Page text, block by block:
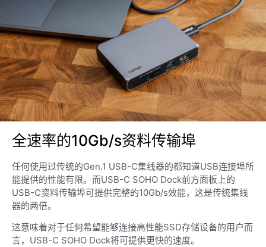
全速率的10Gb/s资料传输埠
任何使用过传统的Gen.1 USB-C集线器的都知道USB连接埠所
能提供的性能有限。而USB-C SOHO Dock前方面板上的
USB-C资料传输埠可提供完整的10Gb/s效能，这是传统集线
器的两倍。
这意味着对于任何希望能够连接高性能SSD存储设备的用户而
言，USB-C SOHO Dock将可提供更快的速度。